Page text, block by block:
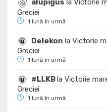
alupigus la Victorie
Greciei
1 lună în urmă
Delekon la Victorie
Greciei
1 lună în urmă
#LLKBlaVictorie
Greciei
1 lună în urmă